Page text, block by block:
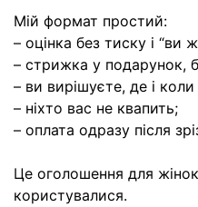
Мій формат простий:
– оцінка без тиску і “ви
– стрижка у подарунок,
– ви вирішуєте, де і
– ніхто вас не квапить;
– оплата одразу після
Це оголошення для
користувалися.